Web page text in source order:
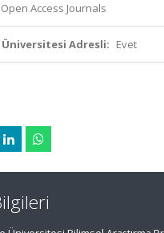
Access Journals
Adresli: Evet